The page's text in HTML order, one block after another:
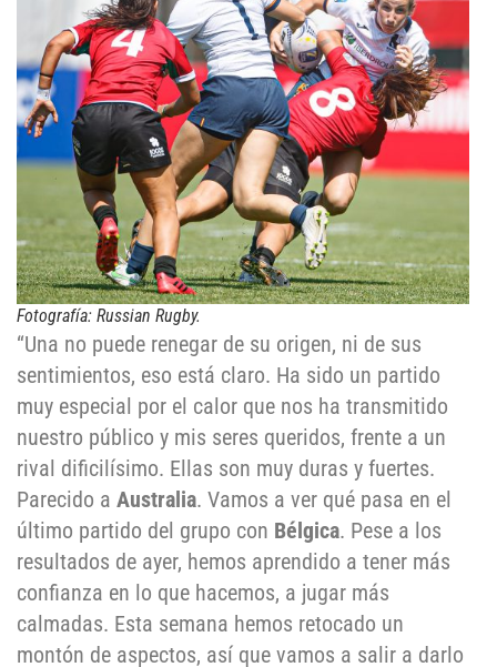
Fotografía: Russian Rugby.
“Una no puede renegar de su origen, ni de sus
sentimientos, eso está claro. Ha sido un partido
muy especial por el calor que nos ha transmitido
nuestro público y mis seres queridos, frente a un
rival dificilísimo. Ellas son muy duras y fuertes.
Parecido a Australia. Vamos a ver qué pasa en el
último partido del grupo con Bélgica. Pese a los
resultados de ayer, hemos aprendido a tener más
confianza en lo que hacemos, a jugar más
calmadas. Esta semana hemos retocado un
montón de aspectos, así que vamos a salir a darlo